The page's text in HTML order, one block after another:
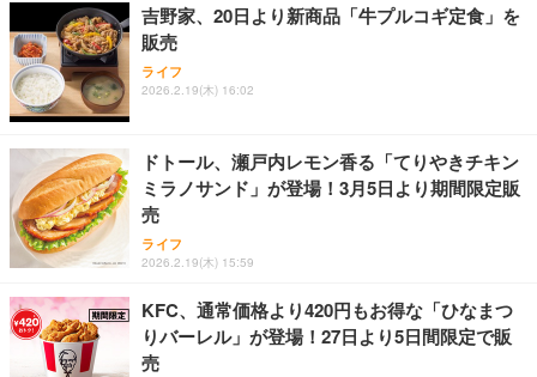
【整備済み品】Dell E2724HS 27インチ 液晶モニタ
ー フルHD（1920×1080）VA 非光沢 HDMI/DisplayP
ort/VGA スピーカー内蔵 高さ調整 スイベル VESA対
【MiniLED/24.5inch/280Hz/FHD】GRAPHT THE S
HOOTER Gaming Monitor 24” Essential ゲーミン
グモニター QD 24.5インチ 1ms FHD 量子ドット 残
像低減 (3年保証 | 輝点保証 | 日本メーカー)
￥34,980
アサヒ スーパードライ [缶] 135ml x 24本 [ケース販
売] [アサヒ 国産 ビール 缶 ALC 5%] LT-1226
天羽の梅 1800ml （ハイボールの元 焼酎用）[天羽飲
料製造 東京都]
￥1,750
お中元 ギフト 【TV紹介されました♪】 純系 名古屋
コーチン 燻製 4種 セット おつまみ お取り寄せグル
メ 100％国産 高級 地鶏 お肉 ハム ソーセージ 冷凍
Butz Delicatessen おつまみアソートセット 【誕生
日用（バースデーカード付き）】 おつまみセット 6
品 食べ比べ ご自宅用 お中元 合鴨 牛タン ロースト
ビーフ 燻製 詰め合わせ ギフト プレゼント おしゃれ
￥2,952
吉野家、20日より新商品「牛プルコギ定食」を
販売
ライフ
2026.2.19(木) 16:02
ドトール、瀬戸内レモン香る「てりやきチキン
ミラノサンド」が登場！3月5日より期間限定販
売
ライフ
2026.2.19(木) 15:59
KFC、通常価格より420円もお得な「ひなまつ
りバーレル」が登場！27日より5日間限定で販
売